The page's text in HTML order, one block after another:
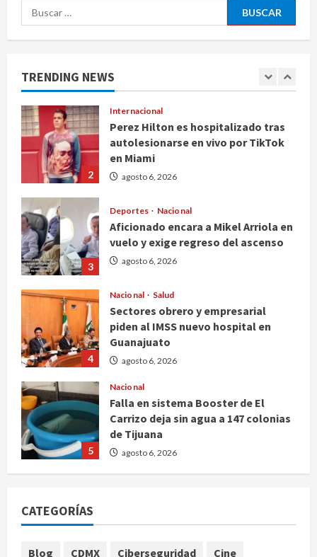
Buscar:
TRENDING NEWS
1
2
Internacional
Perez Hilton es hospitalizado tras
autolesionarse en vivo por TikTok
en Miami
agosto 6, 2026
3
Deportes Nacional
Aficionado encara a Mikel Arriola en
vuelo y exige regreso del ascenso
agosto 6, 2026
4
Nacional Salud
Sectores obrero y empresarial
piden al IMSS nuevo hospital en
Guanajuato
agosto 6, 2026
5
Nacional
Falla en sistema Booster de El
Carrizo deja sin agua a 147 colonias
de Tijuana
agosto 6, 2026
pesos en CDMX
CATEGORÍAS
Blog CDMX Ciberseguridad Cine